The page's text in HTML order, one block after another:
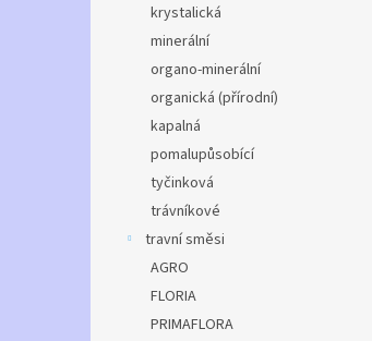
krystalická
minerální
organo-minerální
organická (přírodní)
kapalná
pomalupůsobící
tyčinková
trávníkové
travní směsi
AGRO
FLORIA
PRIMAFLORA